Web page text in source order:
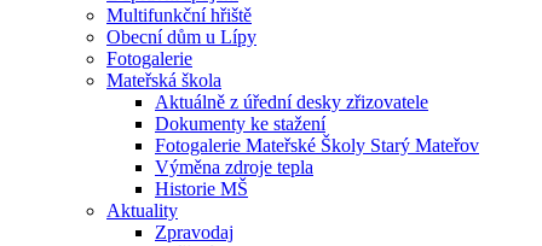
Multifunkční hřiště
Obecní dům u Lípy
Fotogalerie
Mateřská škola
Aktuálně z úřední desky zřizovatele
Dokumenty ke stažení
Fotogalerie Mateřské Školy Starý Mateřov
Výměna zdroje tepla
Historie MŠ
Aktuality
Zpravodaj